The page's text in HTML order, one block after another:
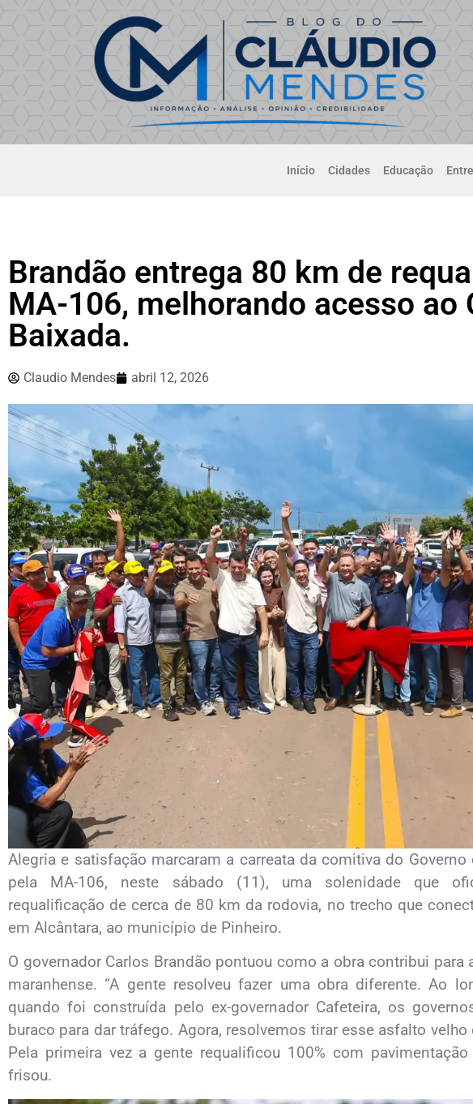
Início Cidades Educação
Brandão entrega 80 km de
MA-106, melhorando acesso ao
Baixada.
Claudio Mendes abril 12, 2026
Alegria e satisfação marcaram a carreata da comitiva do
pela MA-106, neste sábado (11), uma solenidade que
requalificação de cerca de 80 km da rodovia, no trecho que
em Alcântara, ao município de Pinheiro.
O governador Carlos Brandão pontuou como a obra contribui para
maranhense. “A gente resolveu fazer uma obra diferente. Ao
quando foi construída pelo ex-governador Cafeteira, os
buraco para dar tráfego. Agora, resolvemos tirar esse asfalto
Pela primeira vez a gente requalificou 100% com pavimentação
frisou.